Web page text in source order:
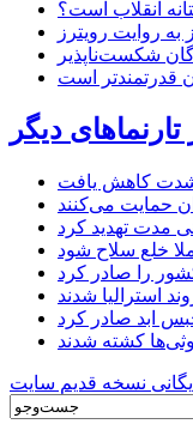
انقلاب است؟
روایت رویترز
شکست‌ناپذیر
قدرتمندتر است
تارنماهای دیگر
شدت کاهش یافت
حمایت می‌کنند
مدت تهدید کرد
خلع سلاح شود
را صادر کرد
استرالیا شدند
ابد صادر کرد
نسخه قدیم سایت